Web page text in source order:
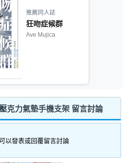
推薦同人誌
狂吻症候群
Ave Mujica
克力氣墊手機支架 留言討論
以發表或回覆留言討論